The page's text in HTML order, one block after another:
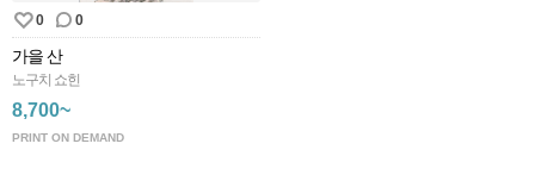
0 0
가을 산
노구치 쇼힌
8,700~
PRINT ON DEMAND